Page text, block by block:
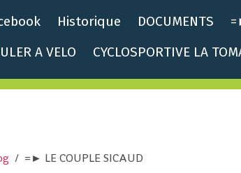
Historique DOCUMENTS
A VELO
CYCLOSPORTIVE LA
=► LE COUPLE SICAUD